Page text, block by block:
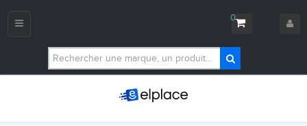
0
Navigation